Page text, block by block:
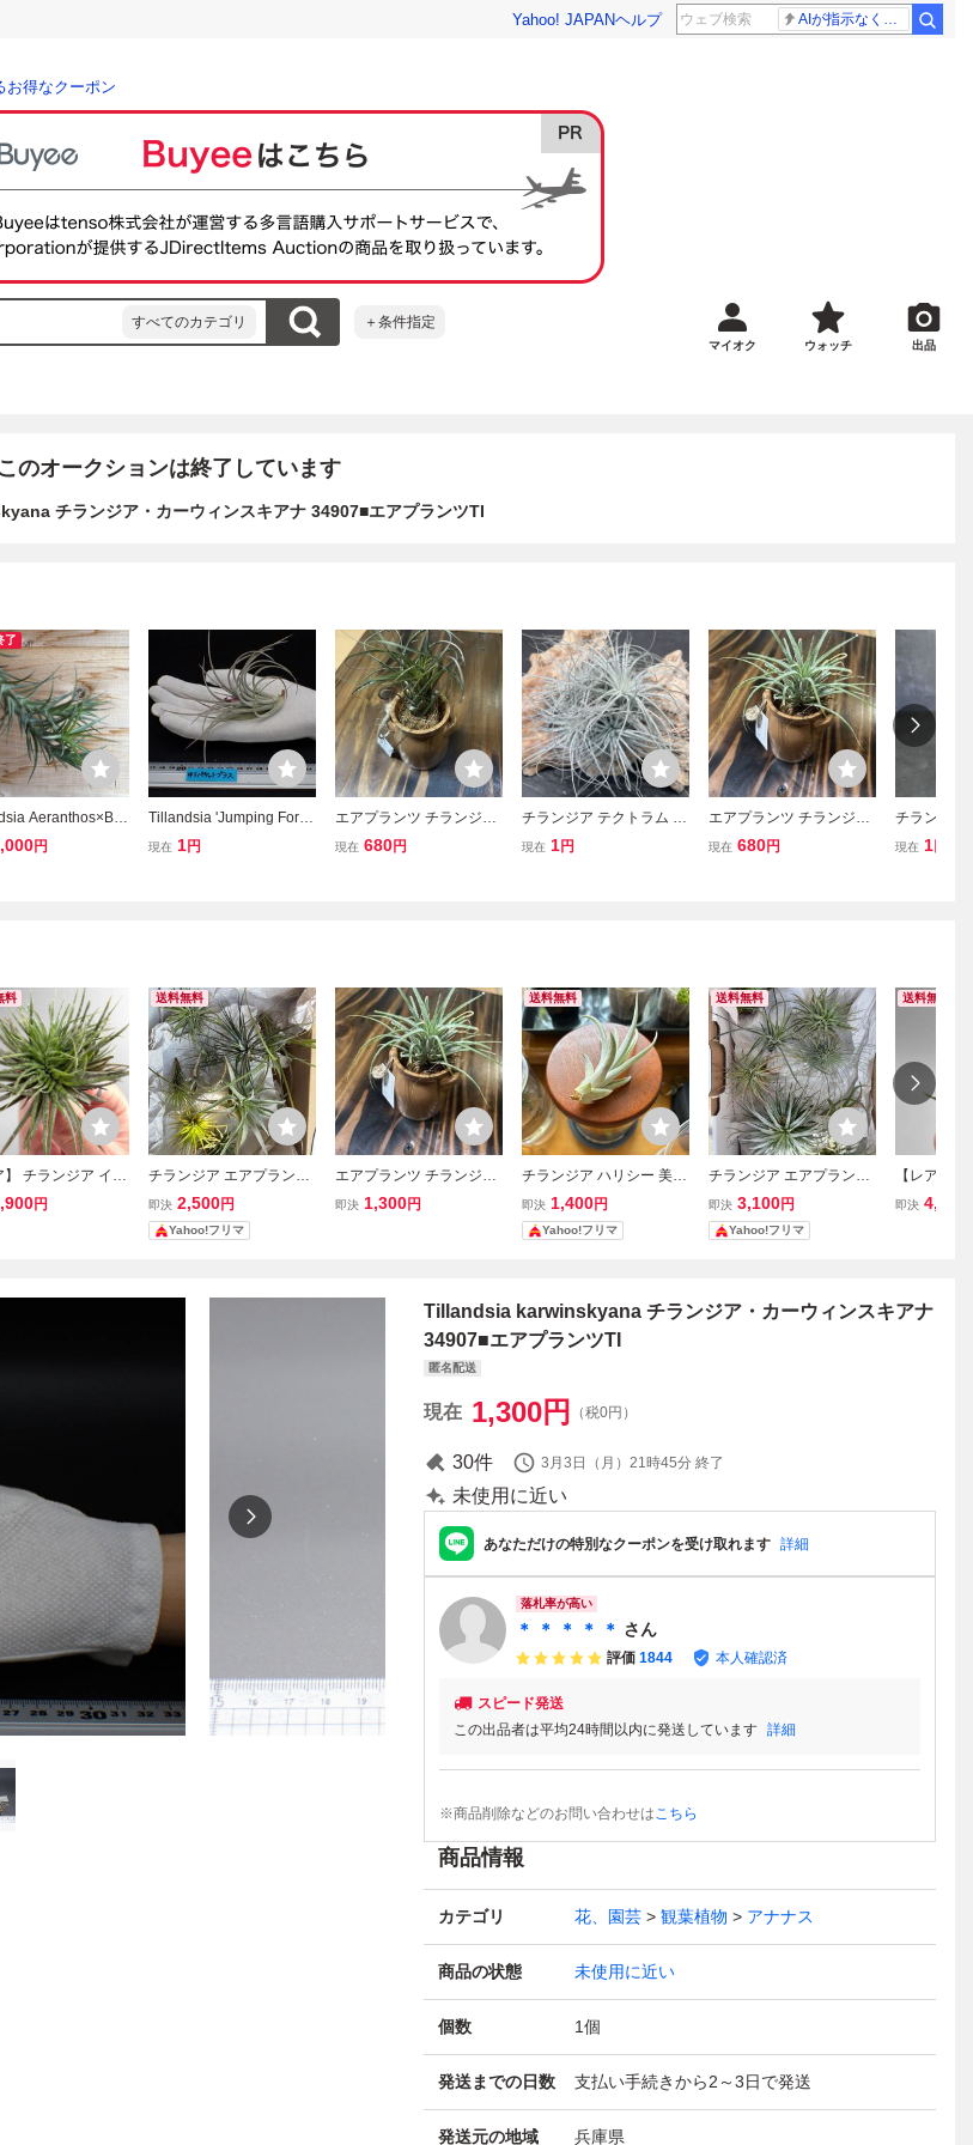
Yahoo! JAPANヘルプ AIが指示なくサイバー攻撃
お得なクーポン
すべてのカテゴリ ＋条件指定
マイオク ウォッチ 出品
このオークションは終了しています
チランジア・カーウィンスキアナ 34907■エアプランツTI
了
Aeranthos×Ber
チランジア ア
円
Tillandsia 'Jumping For J
oy' 13343チランジア ジャ
現在 1円
エアプランツ チランジア
メラノクラテル、陶器鉢
現在 680円
チランジア テクトラム Til
landsia tectorum ‘Selecte
現在 1円
エアプランツ チランジア
イオナンタ、陶器鉢入り
現在 680円
チランジア
サクサティ
現在 1
料
】 チランジア イオ
モンストローサ 【
円
送料無料
チランジア エアプランツ
まとめセット 複数種
即決 2,500円
Yahoo!フリマ
エアプランツ チランジア
イオナンタ、陶器鉢入り
即決 1,300円
送料無料
チランジア ハリシー 美株
エアプランツ Tillandsia h
arrisii 銀葉種
即決 1,400円
Yahoo!フリマ
送料無料
チランジア エアプランツ
まとめセット 複数株セッ
ト
即決 3,100円
Yahoo!フリマ
送料無料
【レア】
オナンタ・
即決 4,900
Tillandsia karwinskyana チランジア・カーウィンスキアナ
34907■エアプランツTI
匿名配送
現在 1,300円 （税0円）
30件 3月3日（月）21時45分 終了
未使用に近い
あなただけの特別なクーポンを受け取れます 詳細
落札率が高い
＊ ＊ ＊ ＊ ＊ さん
評価 1844 本人確認済
スピード発送
この出品者は平均24時間以内に発送しています 詳細
※商品削除などのお問い合わせはこちら
商品情報
カテゴリ 花、園芸 観葉植物 アナナス
商品の状態 未使用に近い
個数 1個
発送までの日数 支払い手続きから2～3日で発送
発送元の地域 兵庫県